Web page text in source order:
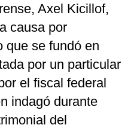
Axel Kicillof,
causa por
que se fundó en
por un particular
el fiscal federal
indagó durante
del